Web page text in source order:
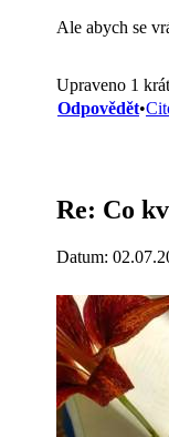
Ale abych se
Upraveno 1
Odpovědět•
Re: Co
Datum: